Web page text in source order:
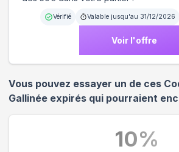
Vérifié Valable jusqu'au 31/12/2026
Voir l'offre
Vous pouvez essayer un de ces
Gallinée expirés qui pourraient
10%